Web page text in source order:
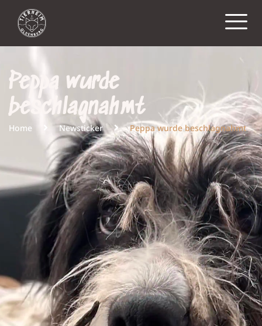
Peppa wurde
beschlagnahmt
Home Newsticker Peppa wurde beschlagnahmt